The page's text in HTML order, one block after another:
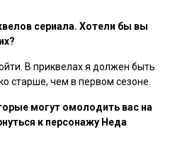
сериала. Хотели бы вы
В приквелах я должен быть
старше, чем в первом сезоне.
могут омолодить вас на
к персонажу Неда